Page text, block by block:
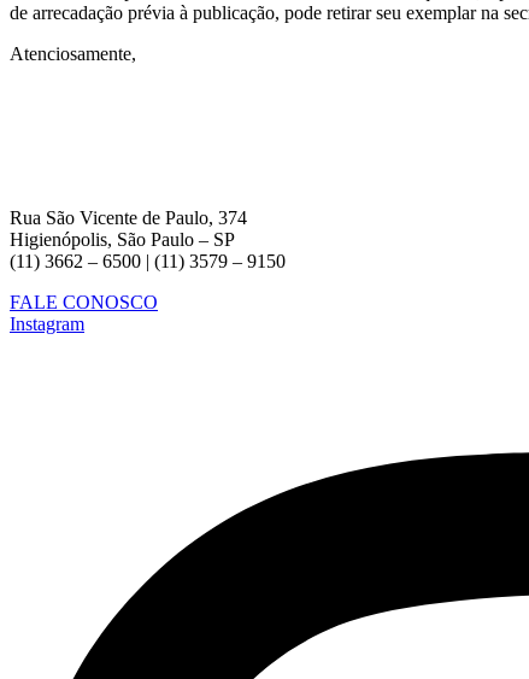
de arrecadação prévia à publicação, pode retirar seu exemplar na
Atenciosamente,
Rua São Vicente de Paulo, 374
Higienópolis, São Paulo – SP
(11) 3662 – 6500 | (11) 3579 – 9150
FALE CONOSCO
Instagram